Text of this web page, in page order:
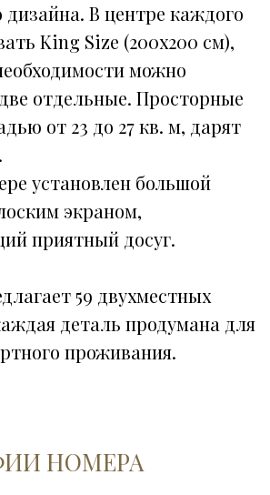
дизайна. В центре каждого
King Size (200x200 см),
можно
отдельные. Просторные
от 23 до 27 кв. м, дарят
установлен большой
экраном,
приятный досуг.
59 двухместных
деталь продумана для
проживания.
НОМЕРА